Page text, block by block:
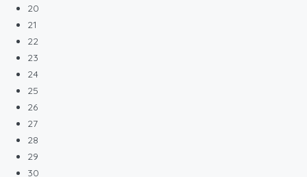
20
21
22
23
24
25
26
27
28
29
30